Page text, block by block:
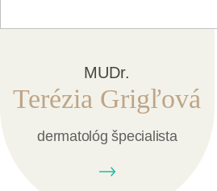
MUDr.
Terézia Grigľová
dermatológ špecialista